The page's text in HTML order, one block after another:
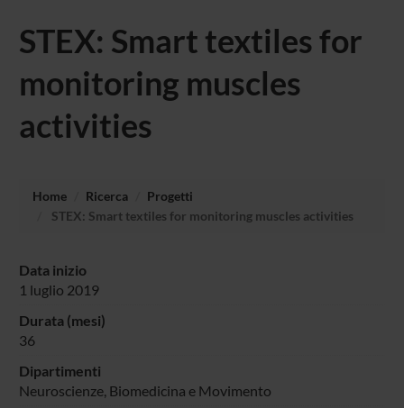
STEX: Smart textiles for
monitoring muscles
activities
Home Ricerca
Progetti
STEX: Smart textiles for monitoring muscles activities
Data inizio
1 luglio 2019
Durata (mesi)
36
Dipartimenti
Neuroscienze, Biomedicina e Movimento